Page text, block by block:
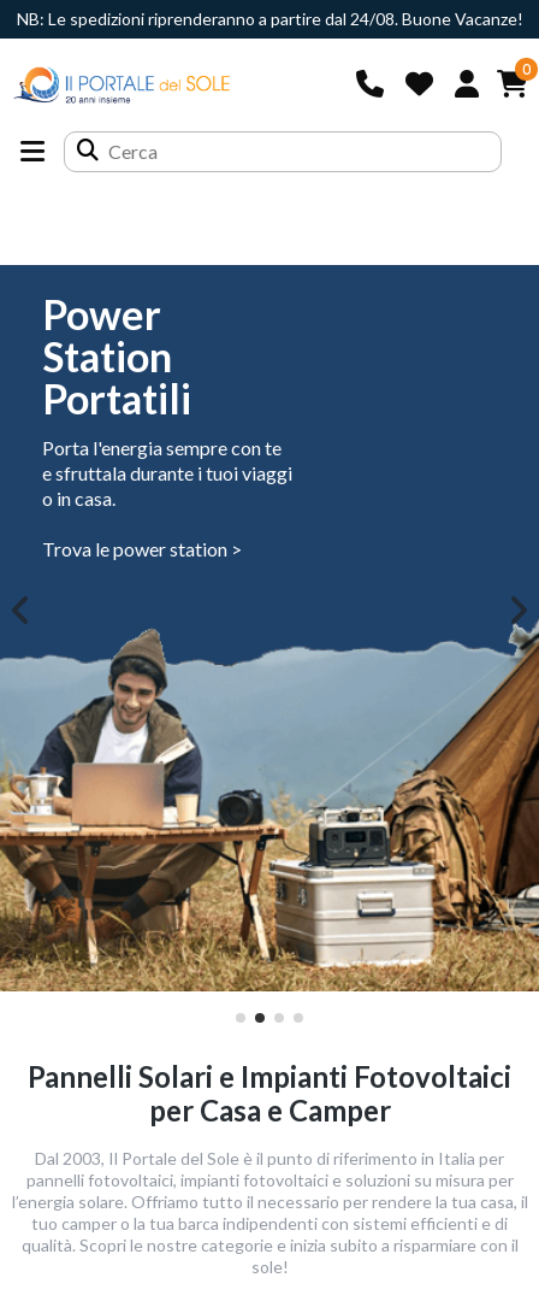
NB: Le spedizioni riprenderanno a partire dal 24/08. Buone Vacanze!
0
Power
Station
Portatili
Porta l'energia sempre con te
e sfruttala durante i tuoi viaggi
o in casa.
Trova le power station >
Pannelli Solari e Impianti Fotovoltaici
per Casa e Camper
Dal 2003, Il Portale del Sole è il punto di riferimento in Italia per
pannelli fotovoltaici, impianti fotovoltaici e soluzioni su misura per
l’energia solare. Offriamo tutto il necessario per rendere la tua casa, il
tuo camper o la tua barca indipendenti con sistemi efficienti e di
qualità. Scopri le nostre categorie e inizia subito a risparmiare con il
sole!